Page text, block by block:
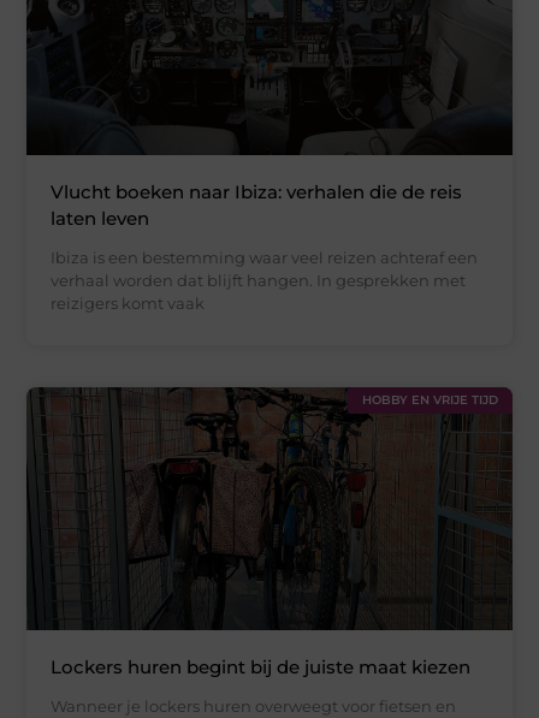
Vlucht boeken naar Ibiza: verhalen die de reis
laten leven
Ibiza is een bestemming waar veel reizen achteraf een
verhaal worden dat blijft hangen. In gesprekken met
reizigers komt vaak
HOBBY EN VRIJE TIJD
Lockers huren begint bij de juiste maat kiezen
Wanneer je lockers huren overweegt voor fietsen en